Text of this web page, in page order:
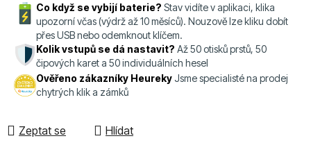
Co když se vybijí baterie? Stav vidíte v aplikaci, klika
upozorní včas (výdrž až 10 měsíců). Nouzově lze kliku dobít
přes USB nebo odemknout klíčem.
Kolik vstupů se dá nastavit? Až 50 otisků prstů, 50
čipových karet a 50 individuálních hesel
Ověřeno zákazníky HeurekyJsme specialisté na prodej
chytrých klik a zámků
Zeptat se Hlídat